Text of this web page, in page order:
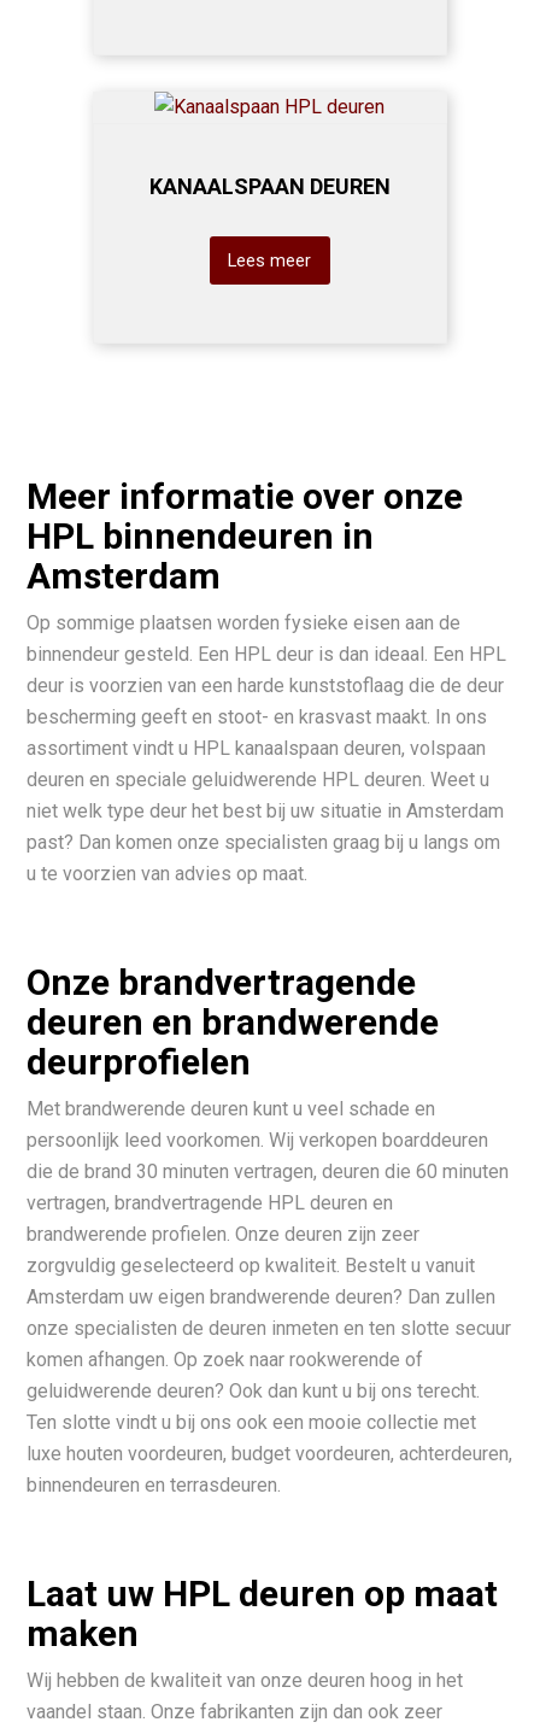
KANAALSPAAN DEUREN
Lees meer
Meer informatie over onze
HPL binnendeuren in
Amsterdam
Op sommige plaatsen worden fysieke eisen aan de
binnendeur gesteld. Een HPL deur is dan ideaal. Een HPL
deur is voorzien van een harde kunststoflaag die de deur
bescherming geeft en stoot- en krasvast maakt. In ons
assortiment vindt u HPL kanaalspaan deuren, volspaan
deuren en speciale geluidwerende HPL deuren. Weet u
niet welk type deur het best bij uw situatie in Amsterdam
past? Dan komen onze specialisten graag bij u langs om
u te voorzien van advies op maat.
Onze brandvertragende
deuren en brandwerende
deurprofielen
Met brandwerende deuren kunt u veel schade en
persoonlijk leed voorkomen. Wij verkopen boarddeuren
die de brand 30 minuten vertragen, deuren die 60 minuten
vertragen, brandvertragende HPL deuren en
brandwerende profielen. Onze deuren zijn zeer
zorgvuldig geselecteerd op kwaliteit. Bestelt u vanuit
Amsterdam uw eigen brandwerende deuren? Dan zullen
onze specialisten de deuren inmeten en ten slotte secuur
komen afhangen. Op zoek naar rookwerende of
geluidwerende deuren? Ook dan kunt u bij ons terecht.
Ten slotte vindt u bij ons ook een mooie collectie met
luxe houten voordeuren, budget voordeuren, achterdeuren,
binnendeuren en terrasdeuren.
Laat uw HPL deuren op maat
maken
Wij hebben de kwaliteit van onze deuren hoog in het
vaandel staan. Onze fabrikanten zijn dan ook zeer